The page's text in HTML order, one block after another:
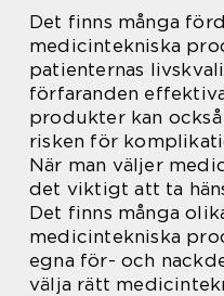
Det finns många
medicintekniska
patienternas
förfaranden
produkter kan
risken för
När man väljer
det viktigt att ta
Det finns många
medicintekniska
egna för- och
välja rätt